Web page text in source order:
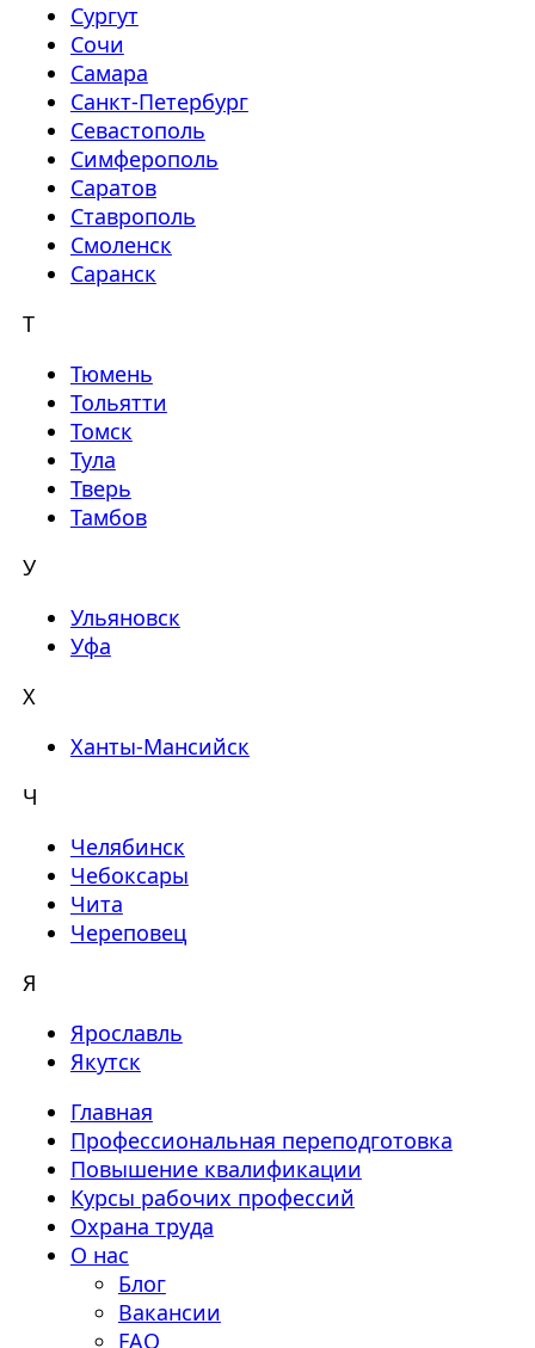
Сургут
Сочи
Самара
Санкт-Петербург
Севастополь
Симферополь
Саратов
Ставрополь
Смоленск
Саранск
Т
Тюмень
Тольятти
Томск
Тула
Тверь
Тамбов
У
Ульяновск
Уфа
Х
Ханты-Мансийск
Ч
Челябинск
Чебоксары
Чита
Череповец
Я
Ярославль
Якутск
Главная
Профессиональная переподготовка
Повышение квалификации
Курсы рабочих профессий
Охрана труда
О нас
Блог
Вакансии
FAQ